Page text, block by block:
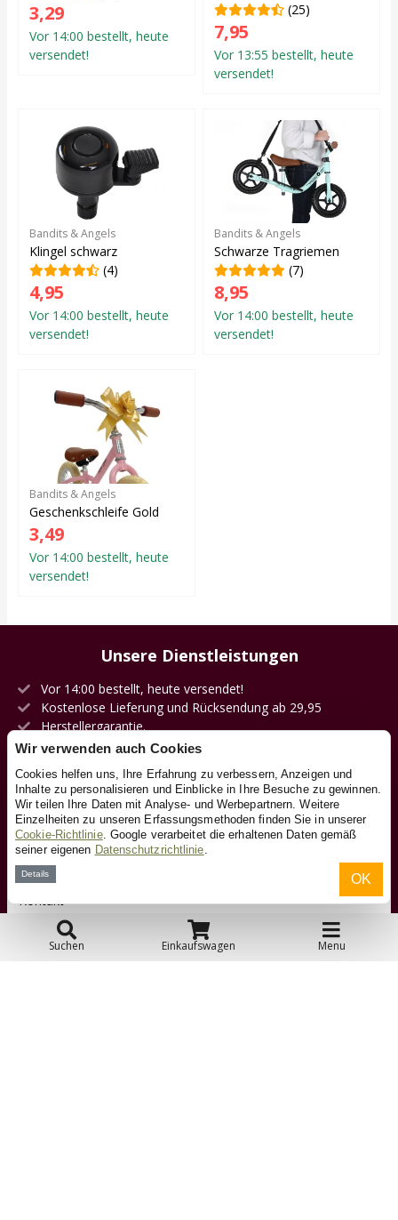
Suchen Einkaufswagen Menu
3,29
Vor 14:00 bestellt, heute
versendet!
(25)
7,95
Vor 13:55 bestellt, heute
versendet!
Bandits & Angels
Klingel schwarz
(4)
4,95
Vor 14:00 bestellt, heute
versendet!
Bandits & Angels
Schwarze Tragriemen
(7)
8,95
Vor 14:00 bestellt, heute
versendet!
Bandits & Angels
Geschenkschleife Gold
3,49
Vor 14:00 bestellt, heute
versendet!
Unsere Dienstleistungen
Vor 14:00 bestellt, heute versendet!
Kostenlose Lieferung und Rücksendung ab 29,95
Herstellergarantie.
Versand mit DHL.
Eigenes Zentrallager.
Kundendienst
Kontakt
Über uns
Wir verwenden auch Cookies
Cookies helfen uns, Ihre Erfahrung zu verbessern, Anzeigen und
Inhalte zu personalisieren und Einblicke in Ihre Besuche zu gewinnen.
Wir teilen Ihre Daten mit Analyse- und Werbepartnern. Weitere
Einzelheiten zu unseren Erfassungsmethoden finden Sie in unserer
Cookie-Richtlinie. Google verarbeitet die erhaltenen Daten gemäß
seiner eigenen Datenschutzrichtlinie
Details OK